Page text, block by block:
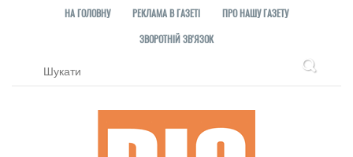
НА ГОЛОВНУ РЕКЛАМА В ГАЗЕТІ
ПРО НАШУ ГАЗЕТУ
ЗВОРОТНІЙ ЗВ'ЯЗОК